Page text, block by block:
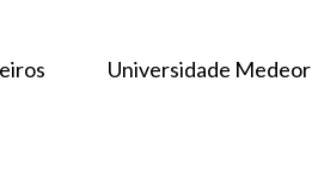
Universidade Medeor